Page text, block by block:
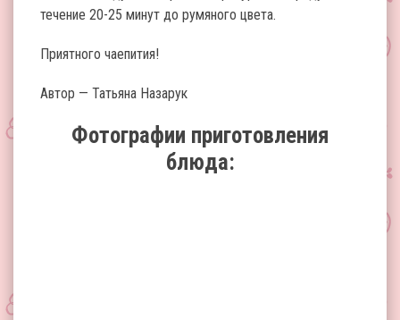
течение 20-25 минут до румяного цвета.
Приятного чаепития!
Автор — Татьяна Назарук
Фотографии приготовления
блюда: